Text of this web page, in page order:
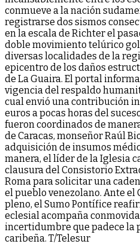
conmueve a la nación
registrarse dos sismos
en la escala de Richter el
doble movimiento telúrico
diversas localidades de la
epicentro de los daños
de La Guaira. El portal
vigencia del respaldo
cual envió una contribución
euros a pocas horas del
fueron coordinados de
de Caracas, monseñor Raúl
adquisición de insumos
manera, el líder de la Iglesia
clausura del Consistorio
Roma para solicitar una
el pueblo venezolano. Ante el
pleno, el Sumo Pontífice
eclesial acompaña
incertidumbre que padece la
caribeña. T/Telesur